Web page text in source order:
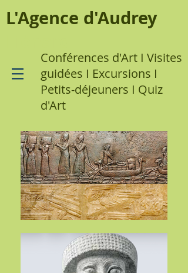
Conférences d'Art I Visites
guidées I Excursions I
Petits-déjeuners I Quiz
d'Art
L'Agence d'Audrey